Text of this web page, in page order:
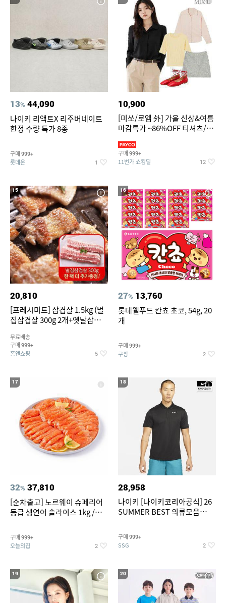
13% 44,090
나이키 리액트X 리주버네이트
한정 수량 특가 8종
구매 999+
롯데온 1
10,900
[미쏘/로엠 外] 가을 신상&여름
마감특가 ~86%OFF 티셔츠/슬
구매 999+
11번가 쇼킹딜 12
15
20,810
[프레시미트] 삼겹살 1.5kg (벌
집삼겹살 300g 2개+옛날삼겹살
팩 추가증정)
무료배송
구매 999+
홈앤쇼핑 5
16
27% 13,760
롯데웰푸드 칸쵸 초코, 54g, 20
개
구매 999+
쿠팡 2
17
32% 37,810
[순차출고] 노르웨이 슈페리어
등급 생연어 슬라이스 1kg /
구매 999+
오늘의집 2
18
28,958
나이키 [나이키코리아공식] 26
SUMMER BEST 의류모음
구매 999+
SSG 2
19 20